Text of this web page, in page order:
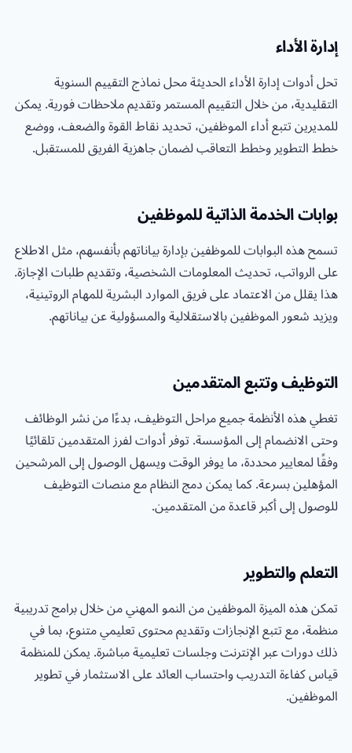
إدارة الأداء
تحل أدوات إدارة الأداء الحديثة محل نماذج التقييم السنوية
التقليدية، من خلال التقييم المستمر وتقديم ملاحظات فورية. يمكن
للمديرين تتبع أداء الموظفين، تحديد نقاط القوة والضعف، ووضع
خطط التطوير وخطط التعاقب لضمان جاهزية الفريق للمستقبل.
بوابات الخدمة الذاتية للموظفين
تسمح هذه البوابات للموظفين بإدارة بياناتهم بأنفسهم، مثل الاطلاع
على الرواتب، تحديث المعلومات الشخصية، وتقديم طلبات الإجازة.
هذا يقلل من الاعتماد على فريق الموارد البشرية للمهام الروتينية،
ويزيد شعور الموظفين بالاستقلالية والمسؤولية عن بياناتهم.
التوظيف وتتبع المتقدمين
تغطي هذه الأنظمة جميع مراحل التوظيف، بدءًا من نشر الوظائف
وحتى الانضمام إلى المؤسسة. توفر أدوات لفرز المتقدمين تلقائيًا
وفقًا لمعايير محددة، ما يوفر الوقت ويسهل الوصول إلى المرشحين
المؤهلين بسرعة. كما يمكن دمج النظام مع منصات التوظيف
للوصول إلى أكبر قاعدة من المتقدمين.
التعلم والتطوير
تمكن هذه الميزة الموظفين من النمو المهني من خلال برامج تدريبية
منظمة، مع تتبع الإنجازات وتقديم محتوى تعليمي متنوع، بما في
ذلك دورات عبر الإنترنت وجلسات تعليمية مباشرة. يمكن للمنظمة
قياس كفاءة التدريب واحتساب العائد على الاستثمار في تطوير
الموظفين.